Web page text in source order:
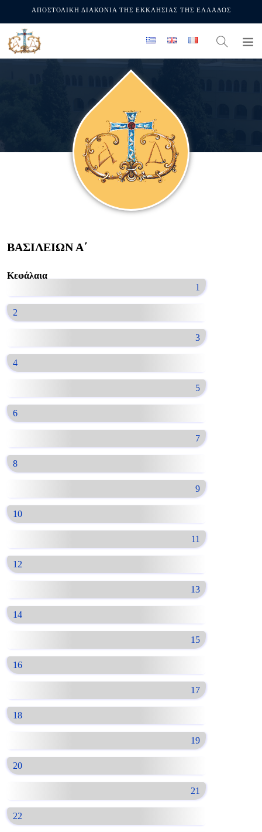
ΑΠΟΣΤΟΛΙΚΗ ΔΙΑΚΟΝΙΑ ΤΗΣ ΕΚΚΛΗΣΙΑΣ ΤΗΣ ΕΛΛΑΔΟΣ
ΒΑΣΙΛΕΙΩΝ Α΄
Κεφάλαια
1
2
3
4
5
6
7
8
9
10
11
12
13
14
15
16
17
18
19
20
21
22